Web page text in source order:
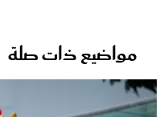
مواضيع ذات صلة